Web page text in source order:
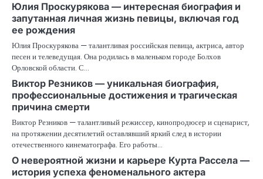
Юлия Проскурякова — интересная биография и
запутанная личная жизнь певицы, включая год
ее рождения
Юлия Проскурякова — талантливая российская певица, актриса, автор
песен и телеведущая. Она родилась в маленьком городе Болхов
Орловской области. С…
Виктор Резников — уникальная биография,
профессиональные достижения и трагическая
причина смерти
Виктор Резников — талантливый режиссер, кинопродюсер и сценарист,
на протяжении десятилетий оставлявший яркий след в истории
отечественного кинематографа. Его работы…
О невероятной жизни и карьере Курта Рассела —
история успеха феноменального актера